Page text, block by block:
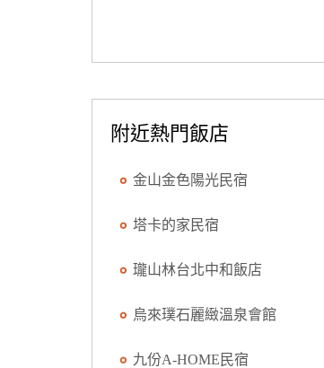
附近熱門飯店
金山金色陽光民宿
塔卡的家民宿
瓏山林台北中和飯店
烏來璞石麗緻溫泉會館
九份A-HOME民宿